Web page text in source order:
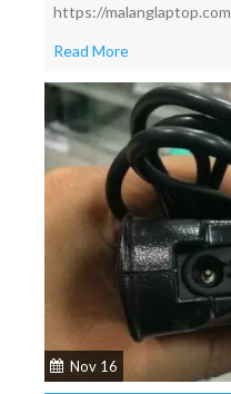
https://malanglaptop.com
Read More
Nov 16